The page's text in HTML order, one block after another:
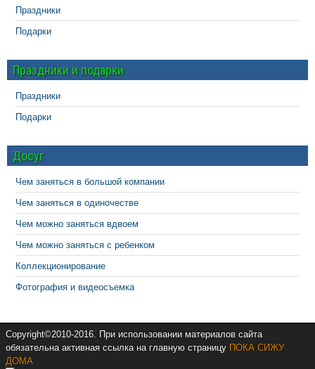
Праздники
Подарки
Праздники и подарки
Праздники
Подарки
Досуг
Чем заняться в большой компании
Чем заняться в одиночестве
Чем можно заняться вдвоем
Чем можно заняться с ребенком
Коллекционирование
Фотография и видеосъемка
Copyright©2010-2016. При использовании материалов сайта
обязательна активная ссылка на главную страницу ПОКА СИЖУ
ДОМА